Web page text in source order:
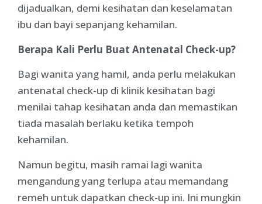
dijadualkan, demi kesihatan dan keselamatan
ibu dan bayi sepanjang kehamilan.
Berapa Kali Perlu Buat Antenatal Check-up?
Bagi wanita yang hamil, anda perlu melakukan
antenatal check-up di klinik kesihatan bagi
menilai tahap kesihatan anda dan memastikan
tiada masalah berlaku ketika tempoh
kehamilan.
Namun begitu, masih ramai lagi wanita
mengandung yang terlupa atau memandang
remeh untuk dapatkan check-up ini. Ini mungkin